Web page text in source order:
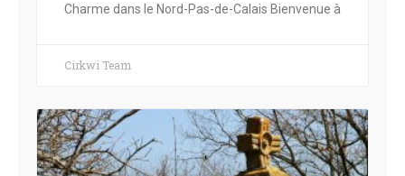
Charme dans le Nord-Pas-de-Calais Bienvenue à
Cirkwi Team